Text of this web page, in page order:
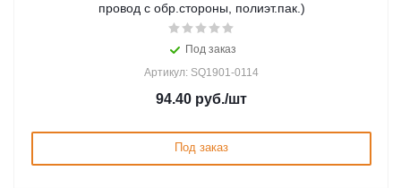
провод с обр.стороны, полиэт.пак.)
Под заказ
Артикул: SQ1901-0114
94.40 руб./шт
Под заказ